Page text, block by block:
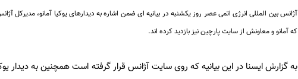
آژانس بین المللی انرژی اتمی عصر روز یکشنبه در بیانیه ای ضمن اشاره به دیدارهای یوکیا آمانو، مدیرکل
که آمانو و معاونش از سایت پارچین نیز بازدید کرده اند.
به گزارش ایسنا در این بیانیه که روی سایت آژانس قرار گرفته است همچنین به دیدار